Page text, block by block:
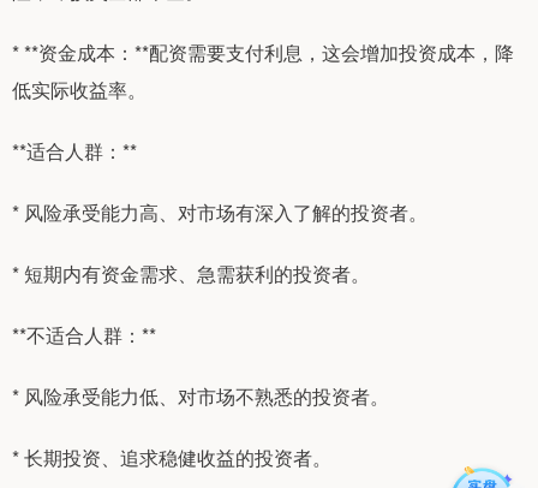
* **资金成本：**配资需要支付利息，这会增加投资成本，降
低实际收益率。
**适合人群：**
* 风险承受能力高、对市场有深入了解的投资者。
* 短期内有资金需求、急需获利的投资者。
**不适合人群：**
* 风险承受能力低、对市场不熟悉的投资者。
* 长期投资、追求稳健收益的投资者。